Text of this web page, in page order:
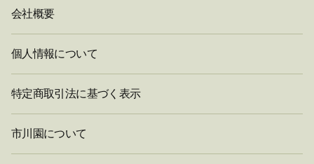
会社概要
個人情報について
特定商取引法に基づく表示
市川園について